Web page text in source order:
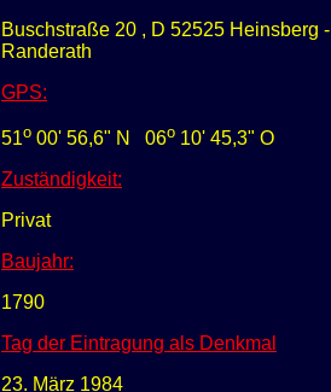
Buschstraße 20 , D 52525 Heinsberg -
Randerath
GPS:
51o 00' 56,6" N 06o 10' 45,3" O
Zuständigkeit:
Privat
Baujahr:
1790
Tag der Eintragung als Denkmal
23. März 1984